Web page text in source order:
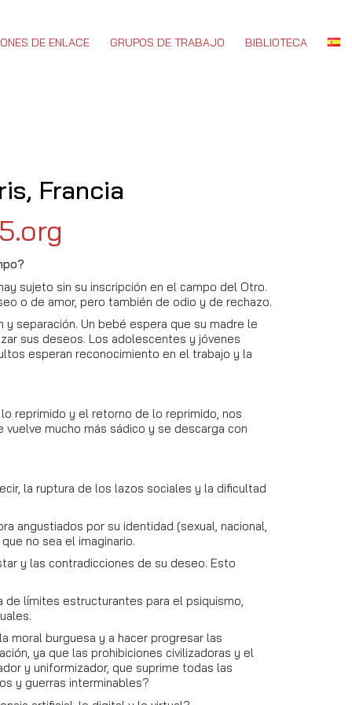
DE ENLACE GRUPOS DE TRABAJO BIBLIOTECA
Francia
sujeto sin su inscripción en el campo del Otro.
o de amor, pero también de odio y de rechazo.
separación. Un bebé espera que su madre le
sus deseos. Los adolescentes y jóvenes
esperan reconocimiento en el trabajo y la
reprimido y el retorno de lo reprimido, nos
mucho más sádico y se descarga con
la ruptura de los lazos sociales y la dificultad
angustiados por su identidad (sexual, nacional,
no sea el imaginario.
y las contradicciones de su deseo. Esto
límites estructurantes para el psiquismo,
moral burguesa y a hacer progresar las
ya que las prohibiciones civilizadoras y el
y uniformizador, que suprime todas las
y guerras interminables?